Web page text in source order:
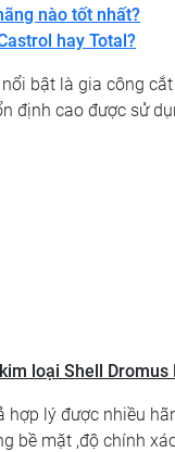
nào tốt nhất?
hay Total?
bật là gia công
định cao được sử
loại Shell Dromus
lý được nhiều
bề mặt ,độ chính